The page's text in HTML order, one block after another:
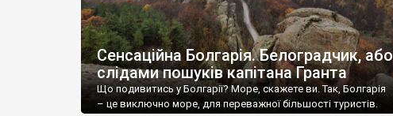
Сенсаційна Болгарія. Белоградчик, або
слідами пошуків капітана Гранта
Що подивитись у Болгарії? Море, скажете ви. Так, Болгарія
– це виключно море, для переважної більшості туристів.